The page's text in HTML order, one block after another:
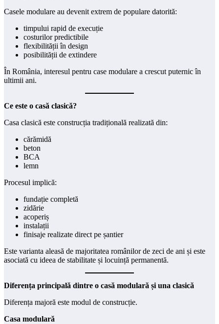
Casele modulare au devenit extrem de populare datorită:
timpului rapid de execuție
costurilor predictibile
flexibilității în design
posibilității de extindere
În România, interesul pentru case modulare a crescut puternic în
ultimii ani.
Ce este o casă clasică?
Casa clasică este construcția tradițională realizată din:
cărămidă
beton
BCA
lemn
Procesul implică:
fundație completă
zidărie
acoperiș
instalații
finisaje realizate direct pe șantier
Este varianta aleasă de majoritatea românilor de zeci de ani și este
asociată cu ideea de stabilitate și locuință permanentă.
Diferența principală dintre o casă modulară și una clasică
Diferența majoră este modul de construcție.
Casa modulară